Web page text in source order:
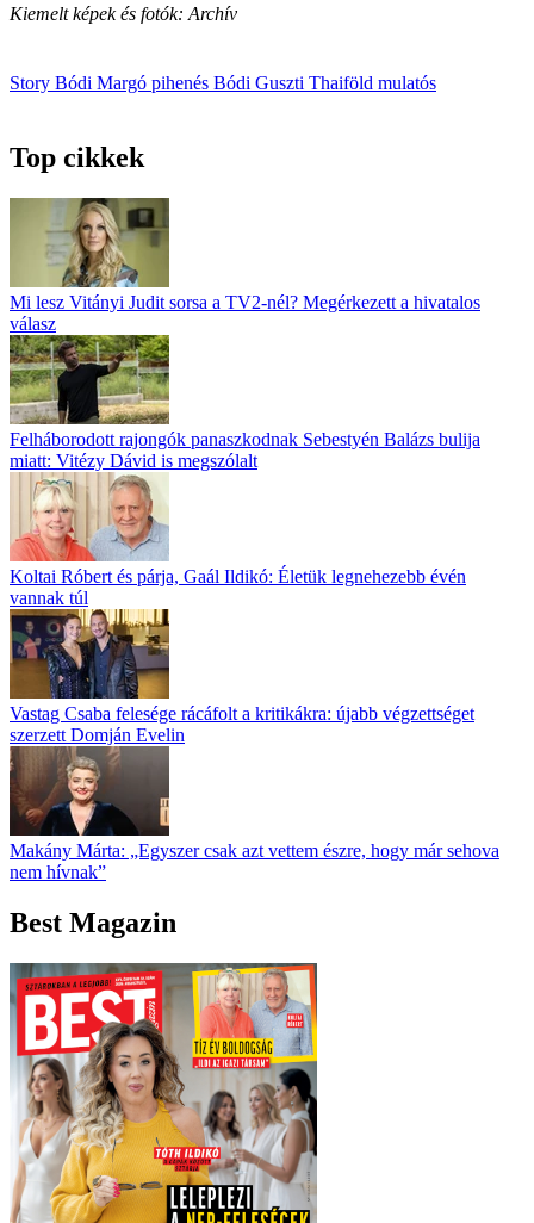
Kiemelt képek és fotók: Archív
Story Bódi Margó pihenés Bódi Guszti Thaiföld mulatós
Top cikkek
Mi lesz Vitányi Judit sorsa a TV2-nél? Megérkezett a hivatalos
válasz
Felháborodott rajongók panaszkodnak Sebestyén Balázs bulija
miatt: Vitézy Dávid is megszólalt
Koltai Róbert és párja, Gaál Ildikó: Életük legnehezebb évén
vannak túl
Vastag Csaba felesége rácáfolt a kritikákra: újabb végzettséget
szerzett Domján Evelin
Makány Márta: „Egyszer csak azt vettem észre, hogy már sehova
nem hívnak”
Best Magazin